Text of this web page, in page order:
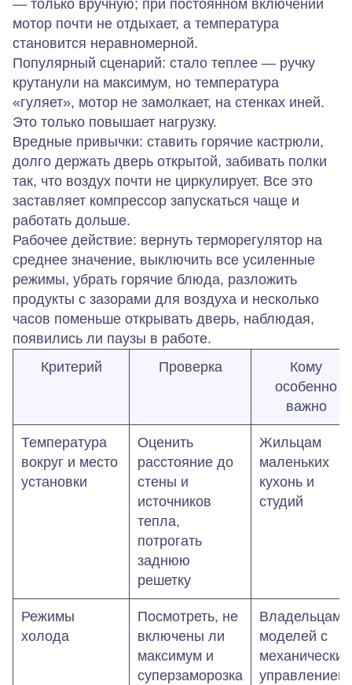
— только вручную; при постоянном включении
мотор почти не отдыхает, а температура
становится неравномерной.
Популярный сценарий: стало теплее — ручку
крутанули на максимум, но температура
«гуляет», мотор не замолкает, на стенках иней.
Это только повышает нагрузку.
Вредные привычки: ставить горячие кастрюли,
долго держать дверь открытой, забивать полки
так, что воздух почти не циркулирует. Все это
заставляет компрессор запускаться чаще и
работать дольше.
Рабочее действие: вернуть терморегулятор на
среднее значение, выключить все усиленные
режимы, убрать горячие блюда, разложить
продукты с зазорами для воздуха и несколько
часов поменьше открывать дверь, наблюдая,
появились ли паузы в работе.
Критерий
Проверка
Кому
особенно
важно
Температура
вокруг и место
установки
Оценить
расстояние до
стены и
источников
тепла,
потрогать
заднюю
решетку
Жильцам
маленьких
кухонь и
студий
Режимы
холода
Посмотреть, не
включены ли
максимум и
суперзаморозка
Владельцам
моделей с
механическим
управлением